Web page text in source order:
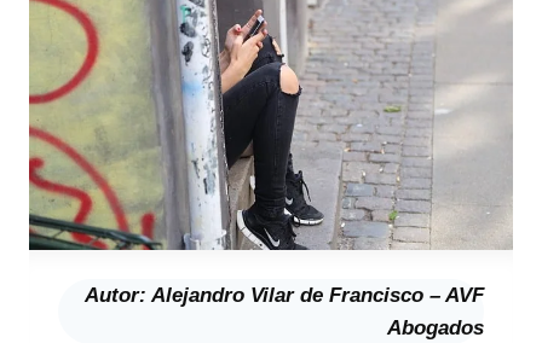
Autor: Alejandro Vilar de Francisco – AVF
Abogados